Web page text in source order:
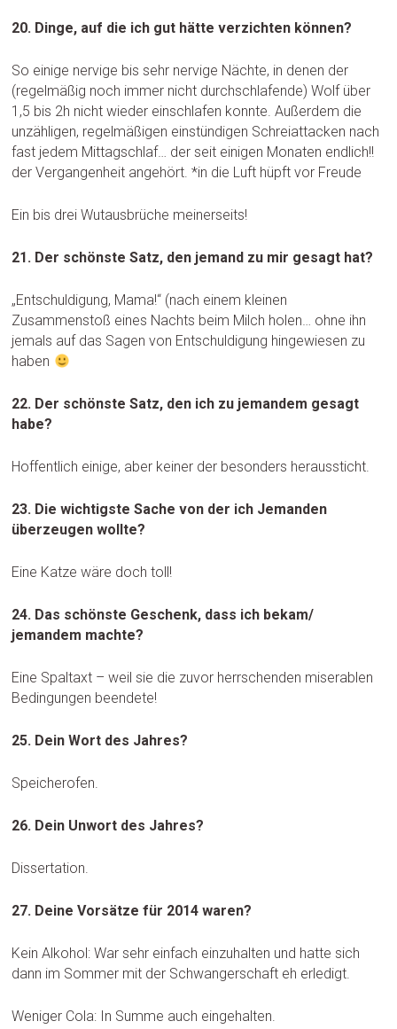
20. Dinge, auf die ich gut hätte verzichten können?
So einige nervige bis sehr nervige Nächte, in denen der
(regelmäßig noch immer nicht durchschlafende) Wolf über
1,5 bis 2h nicht wieder einschlafen konnte. Außerdem die
unzähligen, regelmäßigen einstündigen Schreiattacken nach
fast jedem Mittagschlaf… der seit einigen Monaten endlich!!
der Vergangenheit angehört. *in die Luft hüpft vor Freude
Ein bis drei Wutausbrüche meinerseits!
21. Der schönste Satz, den jemand zu mir gesagt hat?
„Entschuldigung, Mama!“ (nach einem kleinen
Zusammenstoß eines Nachts beim Milch holen… ohne ihn
jemals auf das Sagen von Entschuldigung hingewiesen zu
haben
22. Der schönste Satz, den ich zu jemandem gesagt
habe?
Hoffentlich einige, aber keiner der besonders heraussticht.
23. Die wichtigste Sache von der ich Jemanden
überzeugen wollte?
Eine Katze wäre doch toll!
24. Das schönste Geschenk, dass ich bekam/
jemandem machte?
Eine Spaltaxt – weil sie die zuvor herrschenden miserablen
Bedingungen beendete!
25. Dein Wort des Jahres?
Speicherofen.
26. Dein Unwort des Jahres?
Dissertation.
27. Deine Vorsätze für 2014 waren?
Kein Alkohol: War sehr einfach einzuhalten und hatte sich
dann im Sommer mit der Schwangerschaft eh erledigt.
Weniger Cola: In Summe auch eingehalten.